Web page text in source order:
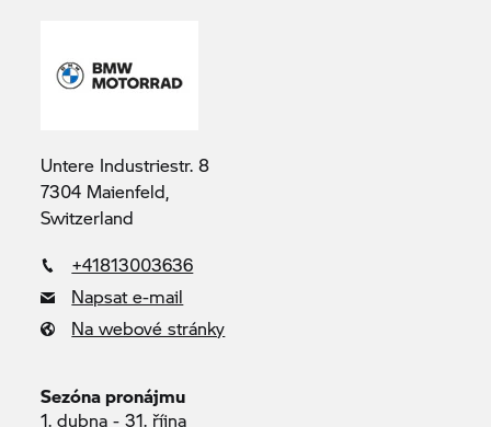
Untere Industriestr. 8
7304 Maienfeld,
Switzerland
+41813003636
Napsat e-mail
Na webové stránky
Sezóna pronájmu
1. dubna - 31. října